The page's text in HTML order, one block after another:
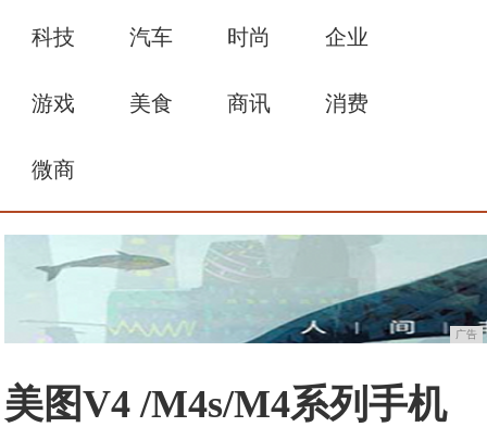
科技 汽车 时尚 企业
游戏 美食 商讯 消费
微商
广告
美图V4 /M4s/M4系列手机